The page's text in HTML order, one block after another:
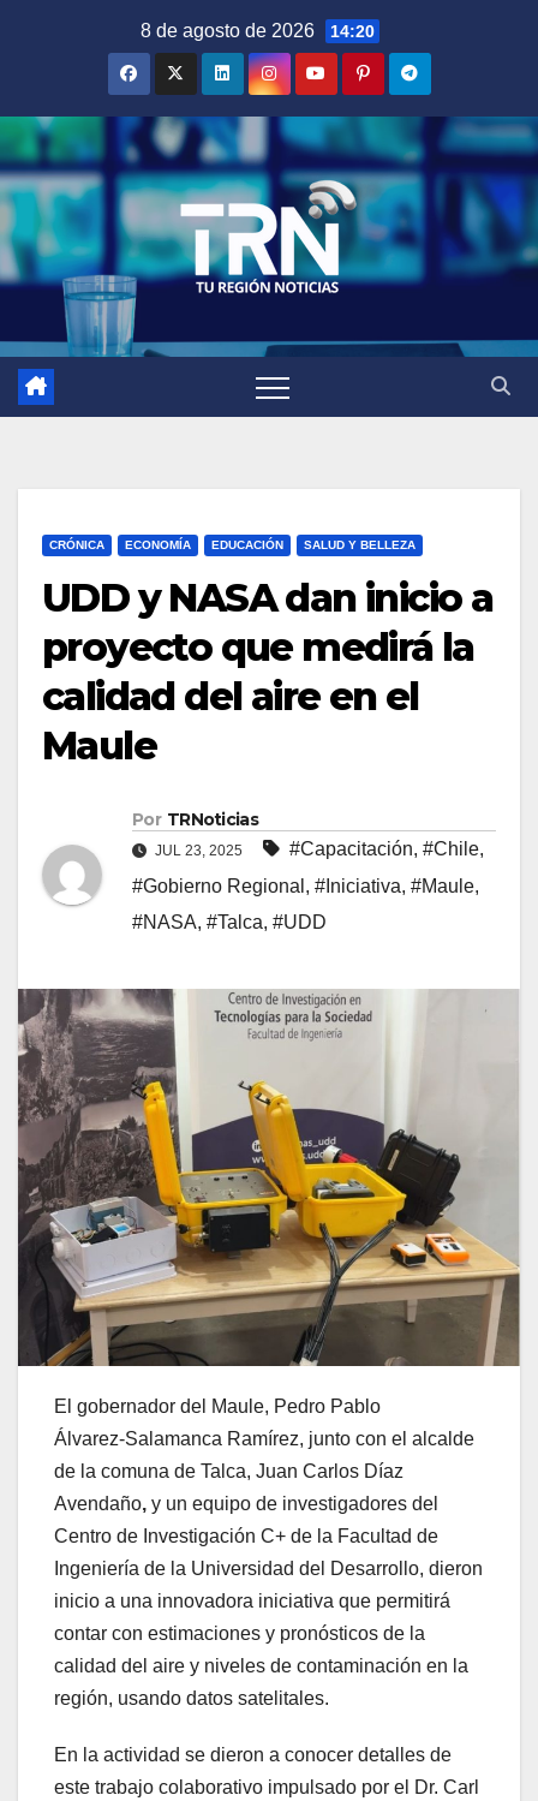
8 de agosto de 2026 14:20
CRÓNICA ECONOMÍA EDUCACIÓN SALUD Y BELLEZA
UDD y NASA dan inicio a
proyecto que medirá la
calidad del aire en el
Maule
Por TRNoticias
JUL 23, 2025 #Capacitación, #Chile,
#Gobierno Regional , #Iniciativa, #Maule,
#NASA, #Talca, #UDD
El gobernador del Maule, Pedro Pablo
Álvarez‑Salamanca Ramírez, junto con el alcalde
de la comuna de Talca, Juan Carlos Díaz
Avendaño, y un equipo de investigadores del
Centro de Investigación C+ de la Facultad de
Ingeniería de la Universidad del Desarrollo, dieron
inicio a una innovadora iniciativa que permitirá
contar con estimaciones y pronósticos de la
calidad del aire y niveles de contaminación en la
región, usando datos satelitales.
En la actividad se dieron a conocer detalles de
este trabajo colaborativo impulsado por el Dr. Carl